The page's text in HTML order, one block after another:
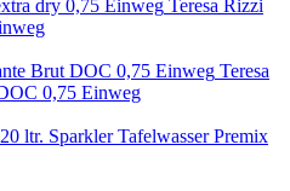
Teresa Rizzi
Teresa
0,75 Einweg
Sparkler Tafelwasser Premix